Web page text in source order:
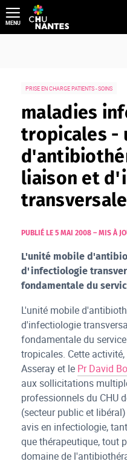
Aller
au
contenu
MENU
PRISE EN CHARGE PATIENTS - SOINS
maladies
tropicales -
liaison et
transversale
PUBLIÉ LE 5 MAI 2008 – MIS À
L'unité mobile
d'infectiologie
fondamentale du
L'unité mobile
d'infectiologie
fondamentale du
tropicales. Cette
Asseray et le Pr David
aux sollicitations
professionnels du CHU
(secteur public et
avis en infectiologie,
que thérapeutique, tout
domaine de